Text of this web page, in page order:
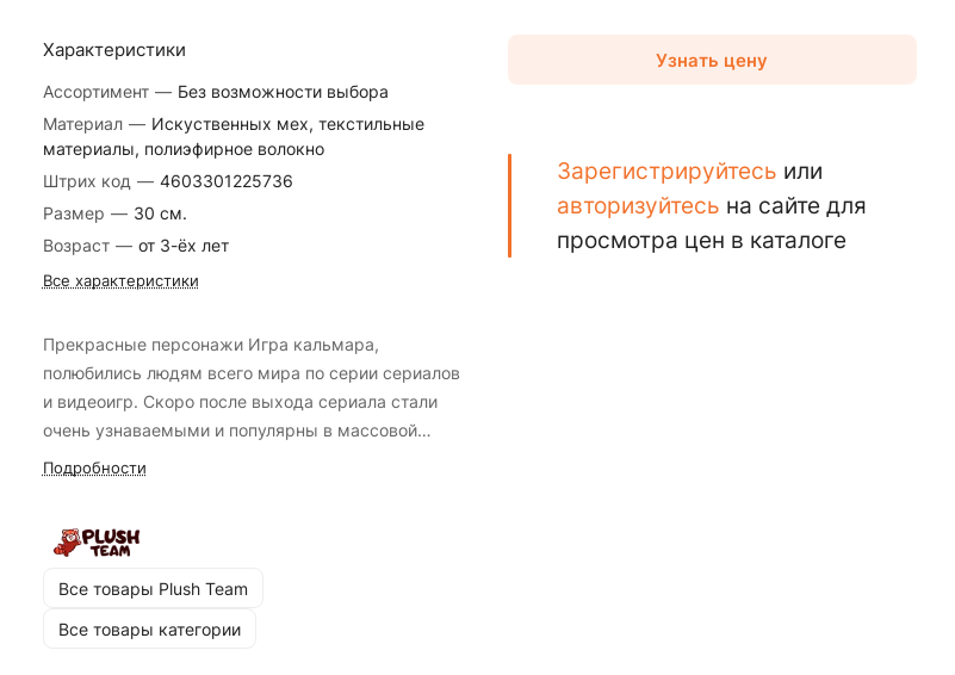
Характеристики
Ассортимент — Без возможности выбора
Материал — Искуственных мех, текстильные
материалы, полиэфирное волокно
Штрих код — 4603301225736
Размер — 30 см.
Возраст — от 3-ёх лет
Все характеристики
Прекрасные персонажи Игра кальмара,
полюбились людям всего мира по серии сериалов
и видеоигр. Скоро после выхода сериала стали
очень узнаваемыми и популярны в массовой
культуре. Станет прекрасным украшением
Мягкая игрушка - это жест заботы и любви,
создаст уютный уголок тепла и радости жизни.
Подробности
Все товары Plush Team
Все товары категории
Узнать цену
Зарегистрируйтесь или
авторизуйтесь на сайте для
просмотра цен в каталоге